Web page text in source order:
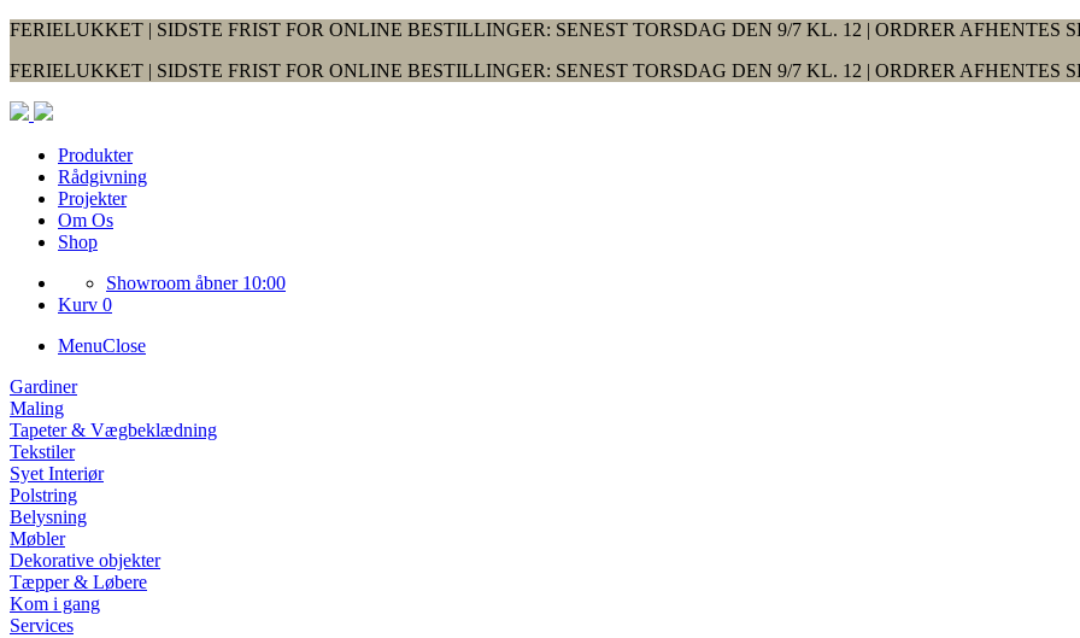
FERIELUKKET | SIDSTE FRIST FOR ONLINE BESTILLINGER: SENEST TORSDAG DEN 9/7 KL. 12 | ORDRER AFHENTES
FERIELUKKET | SIDSTE FRIST FOR ONLINE BESTILLINGER: SENEST TORSDAG DEN 9/7 KL. 12 | ORDRER AFHENTES
Produkter
Rådgivning
Projekter
Om Os
Shop
Showroom åbner 10:00
Kurv 0
MenuClose
Gardiner
Maling
Tapeter & Vægbeklædning
Tekstiler
Syet Interiør
Polstring
Belysning
Møbler
Dekorative objekter
Tæpper & Løbere
Kom i gang
Services